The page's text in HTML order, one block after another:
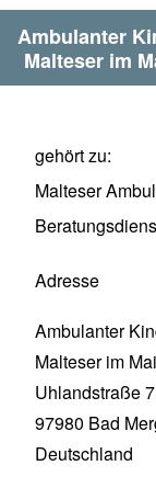
Ambulanter
Malteser im
gehört zu
Malteser
Adresse
Ambulanter
Malteser im
Uhlandstraße 7
97980 Bad
Deutschland